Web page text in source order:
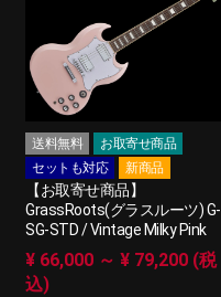
送料無料
お取寄せ商品
セットも対応
新商品
【お取寄せ商品】
GrassRoots(グラスルーツ) G-
SG-STD / Vintage Milky Pink
¥ 66,000 ～ ¥ 79,200 (税
込)